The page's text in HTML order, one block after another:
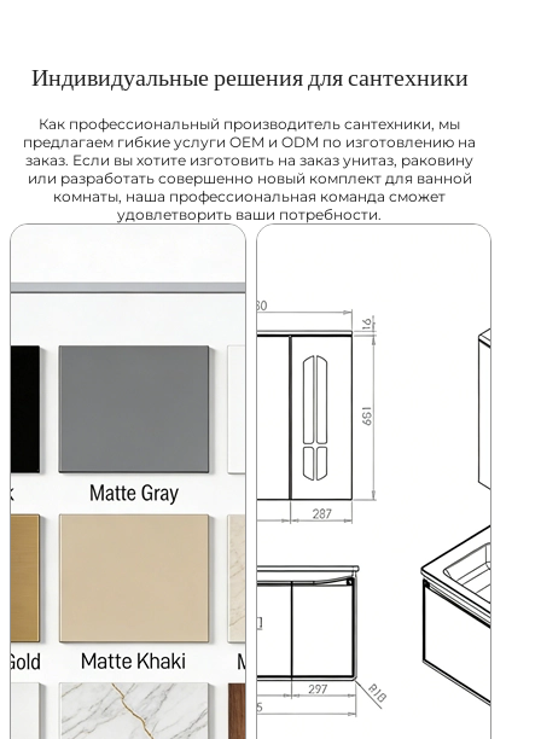
Индивидуальные решения для сантехники
Как профессиональный производитель сантехники, мы
предлагаем гибкие услуги OEM и ODM по изготовлению на
заказ. Если вы хотите изготовить на заказ унитаз, раковину
или разработать совершенно новый комплект для ванной
комнаты, наша профессиональная команда сможет
удовлетворить ваши потребности.